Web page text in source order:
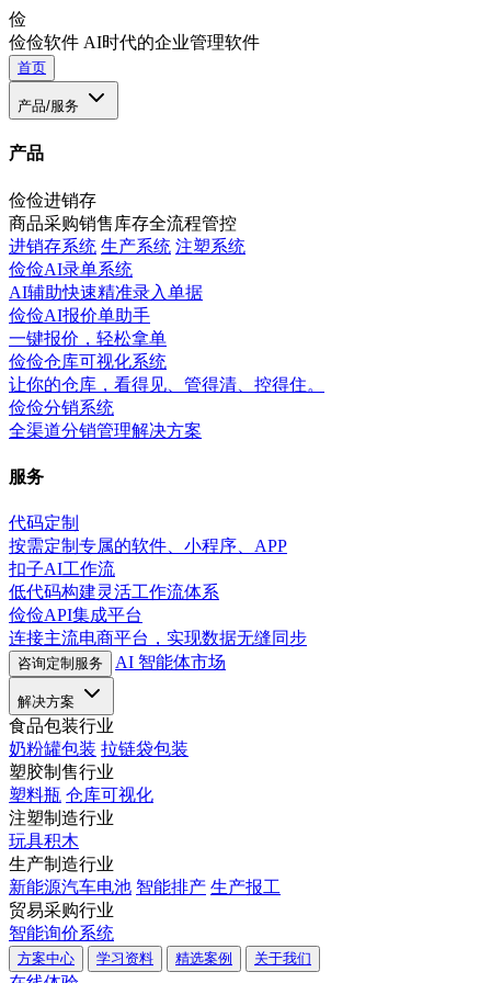
俭
俭俭软件 AI时代的企业管理软件
首页
产品/服务
产品
俭俭进销存
商品采购销售库存全流程管控
进销存系统 生产系统 注塑系统
俭俭AI录单系统
AI辅助快速精准录入单据
俭俭AI报价单助手
一键报价，轻松拿单
俭俭仓库可视化系统
让你的仓库，看得见、管得清、控得住。
俭俭分销系统
全渠道分销管理解决方案
服务
代码定制
按需定制专属的软件、小程序、APP
扣子AI工作流
低代码构建灵活工作流体系
俭俭API集成平台
连接主流电商平台，实现数据无缝同步
咨询定制服务 AI 智能体市场
解决方案
食品包装行业
奶粉罐包装 拉链袋包装
塑胶制售行业
塑料瓶 仓库可视化
注塑制造行业
玩具积木
生产制造行业
新能源汽车电池 智能排产 生产报工
贸易采购行业
智能询价系统
方案中心 学习资料 精选案例 关于我们